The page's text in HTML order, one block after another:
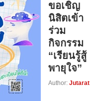
ขอเชิญ
นิสิตเข้า
ร่วม
กิจกรรม
“เรียนรู้สู้
พายุใจ”
Author: Jutarat